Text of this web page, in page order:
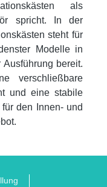
als
spricht. In der
steht für
Modelle in
bereit.
verschließbare
und eine stabile
den Innen- und